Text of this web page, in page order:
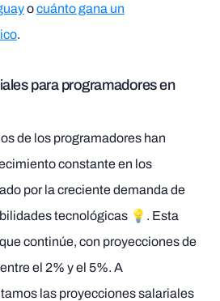
ocuánto gana un
.
para programadores en
de los programadores han
constante en los
por la creciente demanda de
tecnológicas 💡. Esta
continúe, con proyecciones de
el 2% y el 5%. A
las proyecciones salariales